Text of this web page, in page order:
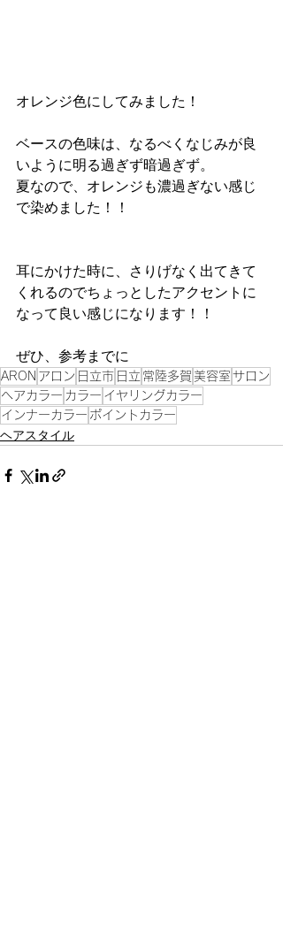
オレンジ色にしてみました！
ベースの色味は、なるべくなじみが良
いように明る過ぎず暗過ぎず。
夏なので、オレンジも濃過ぎない感じ
で染めました！！
耳にかけた時に、さりげなく出てきて
くれるのでちょっとしたアクセントに
なって良い感じになります！！
ぜひ、参考までに
ARON アロン 日立市 日立 常陸多賀 美容室 サロン
ヘアカラー カラー イヤリングカラー
インナーカラー ポイントカラー
ヘアスタイル